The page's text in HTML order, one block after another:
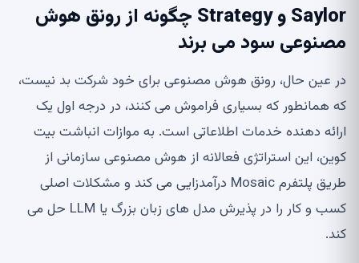
Saylor و Strategy چگونه از رونق هوش
مصنوعی سود می برند
در عین حال، رونق هوش مصنوعی برای خود شرکت بد نیست،
که همانطور که بسیاری فراموش می کنند، در درجه اول یک
ارائه دهنده خدمات اطلاعاتی است. به موازات انباشت بیت
کوین، این استراتژی فعالانه از هوش مصنوعی سازمانی از
طریق پلتفرم Mosaic درآمدزایی می کند و مشکلات اصلی
کسب و کار را در پذیرش مدل های زبان بزرگ یا LLM حل می
کند.